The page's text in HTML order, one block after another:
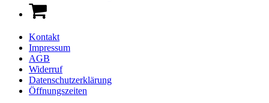
Kontakt
Impressum
AGB
Widerruf
Datenschutzerklärung
Öffnungszeiten